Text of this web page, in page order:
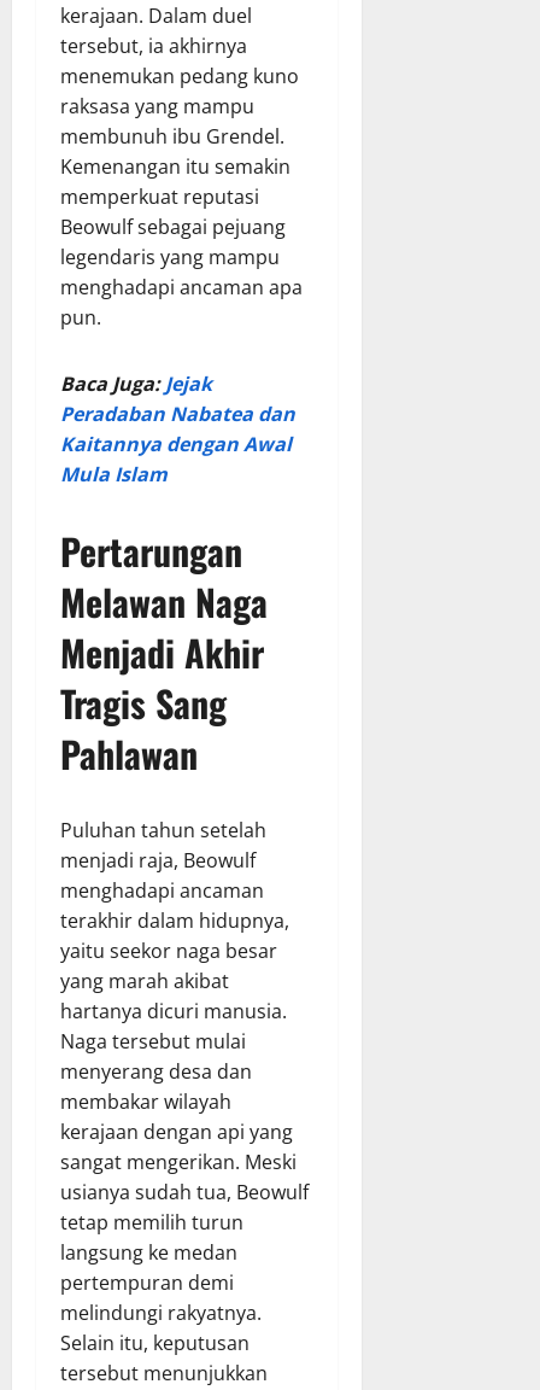
kerajaan. Dalam duel
tersebut, ia akhirnya
menemukan pedang kuno
raksasa yang mampu
membunuh ibu Grendel.
Kemenangan itu semakin
memperkuat reputasi
Beowulf sebagai pejuang
legendaris yang mampu
menghadapi ancaman apa
pun.
Baca Juga:Jejak
Peradaban Nabatea dan
Kaitannya dengan Awal
Mula Islam
Pertarungan
Melawan Naga
Menjadi Akhir
Tragis Sang
Pahlawan
Puluhan tahun setelah
menjadi raja, Beowulf
menghadapi ancaman
terakhir dalam hidupnya,
yaitu seekor naga besar
yang marah akibat
hartanya dicuri manusia.
Naga tersebut mulai
menyerang desa dan
membakar wilayah
kerajaan dengan api yang
sangat mengerikan. Meski
usianya sudah tua, Beowulf
tetap memilih turun
langsung ke medan
pertempuran demi
melindungi rakyatnya.
Selain itu, keputusan
tersebut menunjukkan